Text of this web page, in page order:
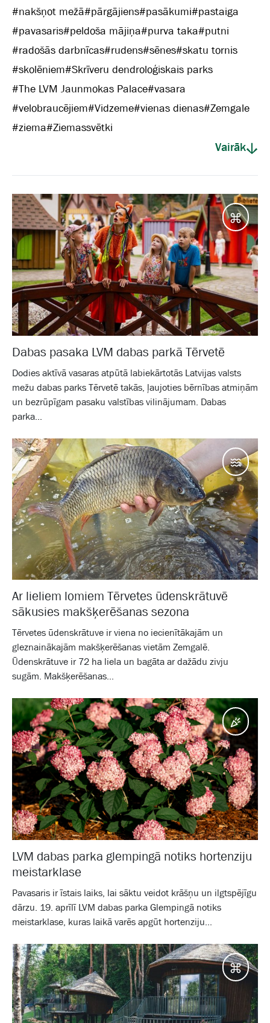
#nakšņot mežā#pārgājiens#pasākumi#pastaiga
#pavasaris#peldoša mājiņa#purva taka#putni
#radošās darbnīcas#rudens#sēnes#skatu tornis
#skolēniem#Skrīveru dendroloģiskais parks
#The LVM Jaunmokas Palace#vasara
#velobraucējiem#Vidzeme#vienas dienas#Zemgale
#ziema#Ziemassvētki
Vairāk
Dabas pasaka LVM dabas parkā Tērvetē
Dodies aktīvā vasaras atpūtā labiekārtotās Latvijas valsts
mežu dabas parks Tērvetē takās, ļaujoties bērnības atmiņām
un bezrūpīgam pasaku valstības vilinājumam. Dabas
parka...
Ar lieliem lomiem Tērvetes ūdenskrātuvē
sākusies makšķerēšanas sezona
Tērvetes ūdenskrātuve ir viena no iecienītākajām un
gleznainākajām makšķerēšanas vietām Zemgalē.
Ūdenskrātuve ir 72 ha liela un bagāta ar dažādu zivju
sugām. Makšķerēšanas...
LVM dabas parka glempingā notiks hortenziju
meistarklase
Pavasaris ir īstais laiks, lai sāktu veidot krāšņu un ilgtspējīgu
dārzu. 19. aprīlī LVM dabas parka Glempingā notiks
meistarklase, kuras laikā varēs apgūt hortenziju...